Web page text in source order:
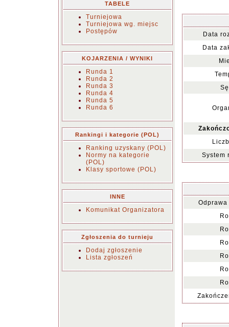
TABELE
Turniejowa
Turniejowa wg. miejsc
Postępów
KOJARZENIA / WYNIKI
Runda 1
Runda 2
Runda 3
Runda 4
Runda 5
Runda 6
Rankingi i kategorie (POL)
Ranking uzyskany (POL)
Normy na kategorie
(POL)
Klasy sportowe (POL)
INNE
Komunikat Organizatora
Zgłoszenia do turnieju
Dodaj zgłoszenie
Lista zgłoszeń
Data
Data
System